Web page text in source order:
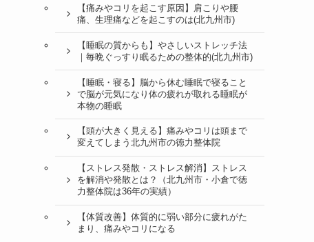
【痛みやコリを起こす原因】肩こりや腰
痛、生理痛などを起こすのは(北九州市)
【睡眠の質からも】やさしいストレッチ法
｜毎晩ぐっすり眠るための整体的(北九州市)
【睡眠・寝る】脳から休む睡眠で寝ること
で脳が元気になり体の疲れが取れる睡眠が
本物の睡眠
【頭が大きく見える】痛みやコリは頭まで
変えてしまう北九州市の徳力整体院
【ストレス発散・ストレス解消】ストレス
を解消や発散とは？（北九州市・小倉で徳
力整体院は36年の実績）
【体質改善】体質的に弱い部分に疲れがた
まり、痛みやコリになる